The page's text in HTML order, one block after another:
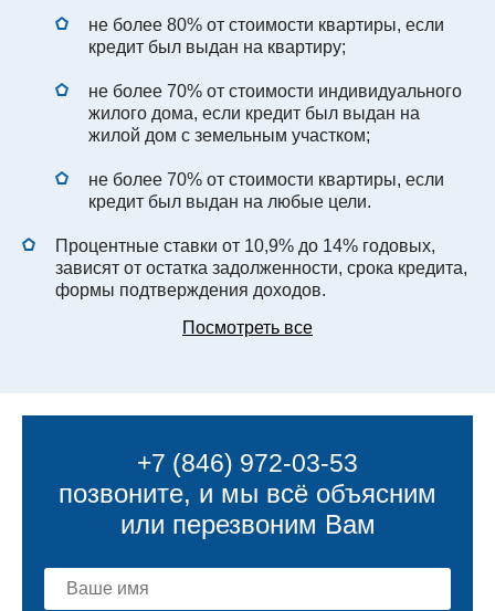
не более 80% от стоимости квартиры, если
кредит был выдан на квартиру;
не более 70% от стоимости индивидуального
жилого дома, если кредит был выдан на
жилой дом с земельным участком;
не более 70% от стоимости квартиры, если
кредит был выдан на любые цели.
Процентные ставки от 10,9% до 14% годовых,
зависят от остатка задолженности, срока кредита,
формы подтверждения доходов.
Посмотреть все
+7 (846) 972-03-53
позвоните, и мы всё объясним
или перезвоним Вам